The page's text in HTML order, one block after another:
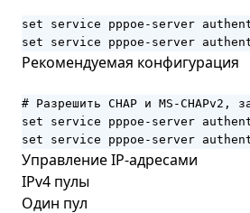
set service pppoe-server
set service pppoe-server
Рекомендуемая конфигурация
# Разрешить CHAP и MS-CHAPv2,
set service pppoe-server
set service pppoe-server
Управление IP-адресами
IPv4 пулы
Один пул